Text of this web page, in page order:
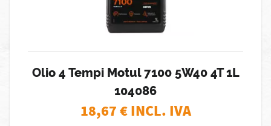
Olio 4 Tempi Motul 7100 5W40 4T 1L
104086
18,67€ INCL. IVA